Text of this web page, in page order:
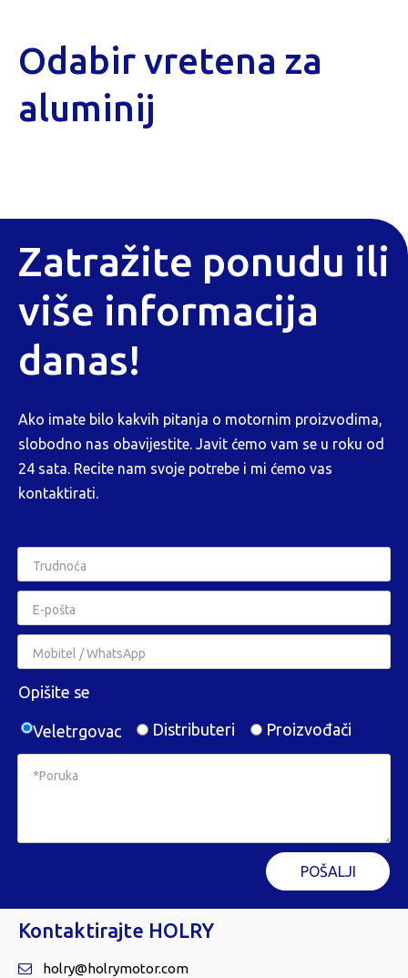
Odabir vretena za
aluminij
Zatražite ponudu ili
više informacija
danas!
Ako imate bilo kakvih pitanja o motornim proizvodima,
slobodno nas obavijestite. Javit ćemo vam se u roku od
24 sata. Recite nam svoje potrebe i mi ćemo vas
kontaktirati.
Opišite se
Veletrgovac Distributeri Proizvođači
POŠALJI
Kontaktirajte HOLRY
 holry@holrymotor.com